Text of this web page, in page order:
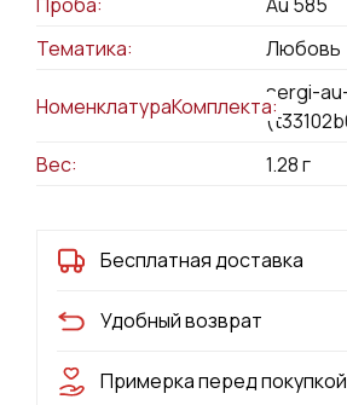
Тематика:
Любовь
НоменклатураКомплекта:
sergi-
Вес:
1.28г
Бесплатная доставка
Удобный возврат
Примерка перед покупкой